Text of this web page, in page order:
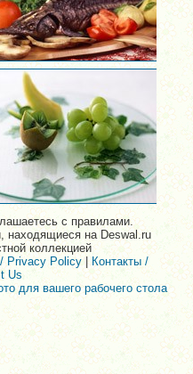
с правилами.
находящиеся на Deswal.ru
коллекцией
Privacy Policy | Контакты /
Us
для вашего рабочего стола